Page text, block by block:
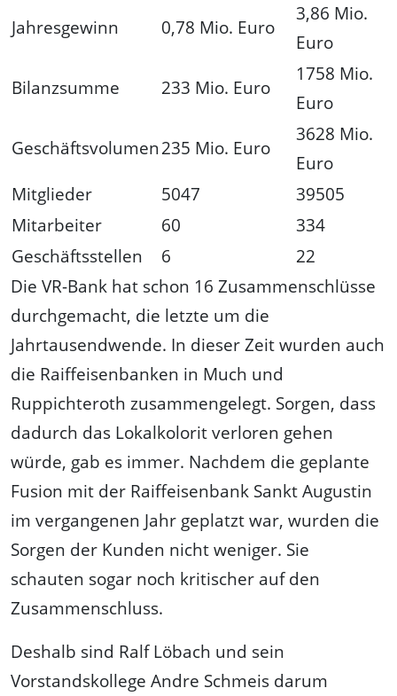
Jahresgewinn 0,78 Mio. Euro
3,86 Mio.
Euro
Bilanzsumme
233 Mio. Euro
1758 Mio.
Euro
Geschäftsvolumen235 Mio. Euro
3628 Mio.
Euro
Mitglieder
5047
39505
Mitarbeiter
60
334
Geschäftsstellen
6
22
Die VR-Bank hat schon 16 Zusammenschlüsse
durchgemacht, die letzte um die
Jahrtausendwende. In dieser Zeit wurden auch
die Raiffeisenbanken in Much und
Ruppichteroth zusammengelegt. Sorgen, dass
dadurch das Lokalkolorit verloren gehen
würde, gab es immer. Nachdem die geplante
Fusion mit der Raiffeisenbank Sankt Augustin
im vergangenen Jahr geplatzt war, wurden die
Sorgen der Kunden nicht weniger. Sie
schauten sogar noch kritischer auf den
Zusammenschluss.
Deshalb sind Ralf Löbach und sein
Vorstandskollege Andre Schmeis darum